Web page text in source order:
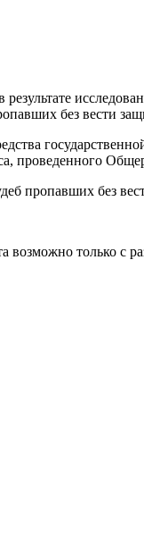
без вести
проведенного
пропавших без
только с